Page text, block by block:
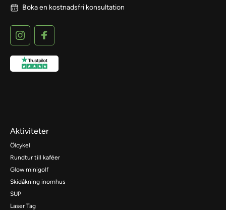
Boka en kostnadsfri konsultation
Aktiviteter
Ölcykel
Rundtur till kaféer
Glow minigolf
Skidåkning inomhus
SUP
Laser Tag